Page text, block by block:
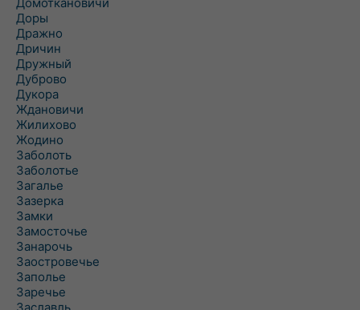
Доры
Дражно
Дричин
Дружный
Дуброво
Дукора
Ждановичи
Жилихово
Жодино
Заболоть
Заболотье
Загалье
Зазерка
Замки
Замосточье
Занарочь
Заостровечье
Заполье
Заречье